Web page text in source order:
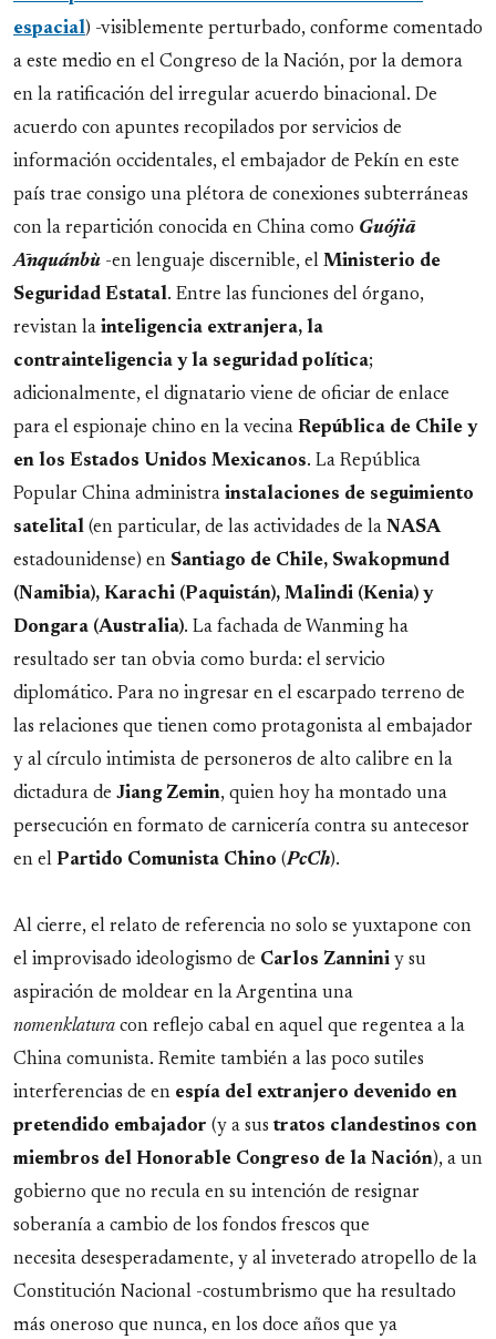
espacial) -visiblemente perturbado, conforme comentado
a este medio en el Congreso de la Nación, por la demora
en la ratificación del irregular acuerdo binacional. De
acuerdo con apuntes recopilados por servicios de
información occidentales, el embajador de Pekín en este
país trae consigo una plétora de conexiones subterráneas
con la repartición conocida en China como Guójiā
Ānquánbù -en lenguaje discernible, el Ministerio de
Seguridad Estatal. Entre las funciones del órgano,
revistan la inteligencia extranjera, la
contrainteligencia y la seguridad política;
adicionalmente, el dignatario viene de oficiar de enlace
para el espionaje chino en la vecina República de Chile y
en los Estados Unidos Mexicanos. La República
Popular China administra instalaciones de seguimiento
satelital (en particular, de las actividades de la NASA
estadounidense) en Santiago de Chile, Swakopmund
(Namibia), Karachi (Paquistán), Malindi (Kenia) y
Dongara (Australia). La fachada de Wanming ha
resultado ser tan obvia como burda: el servicio
diplomático. Para no ingresar en el escarpado terreno de
las relaciones que tienen como protagonista al embajador
y al círculo intimista de personeros de alto calibre en la
dictadura de Jiang Zemin, quien hoy ha montado una
persecución en formato de carnicería contra su antecesor
en el Partido Comunista Chino (PcCh).
Al cierre, el relato de referencia no solo se yuxtapone con
el improvisado ideologismo de Carlos Zannini y su
aspiración de moldear en la Argentina una
nomenklatura con reflejo cabal en aquel que regentea a la
China comunista. Remite también a las poco sutiles
interferencias de en espía del extranjero devenido en
pretendido embajador (y a sus tratos clandestinos con
miembros del Honorable Congreso de la Nación), a un
gobierno que no recula en su intención de resignar
soberanía a cambio de los fondos frescos que
necesita desesperadamente, y al inveterado atropello de la
Constitución Nacional -costumbrismo que ha resultado
más oneroso que nunca, en los doce años que ya